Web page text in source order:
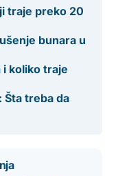
traje preko 20
bunara u
i koliko traje
Šta treba da